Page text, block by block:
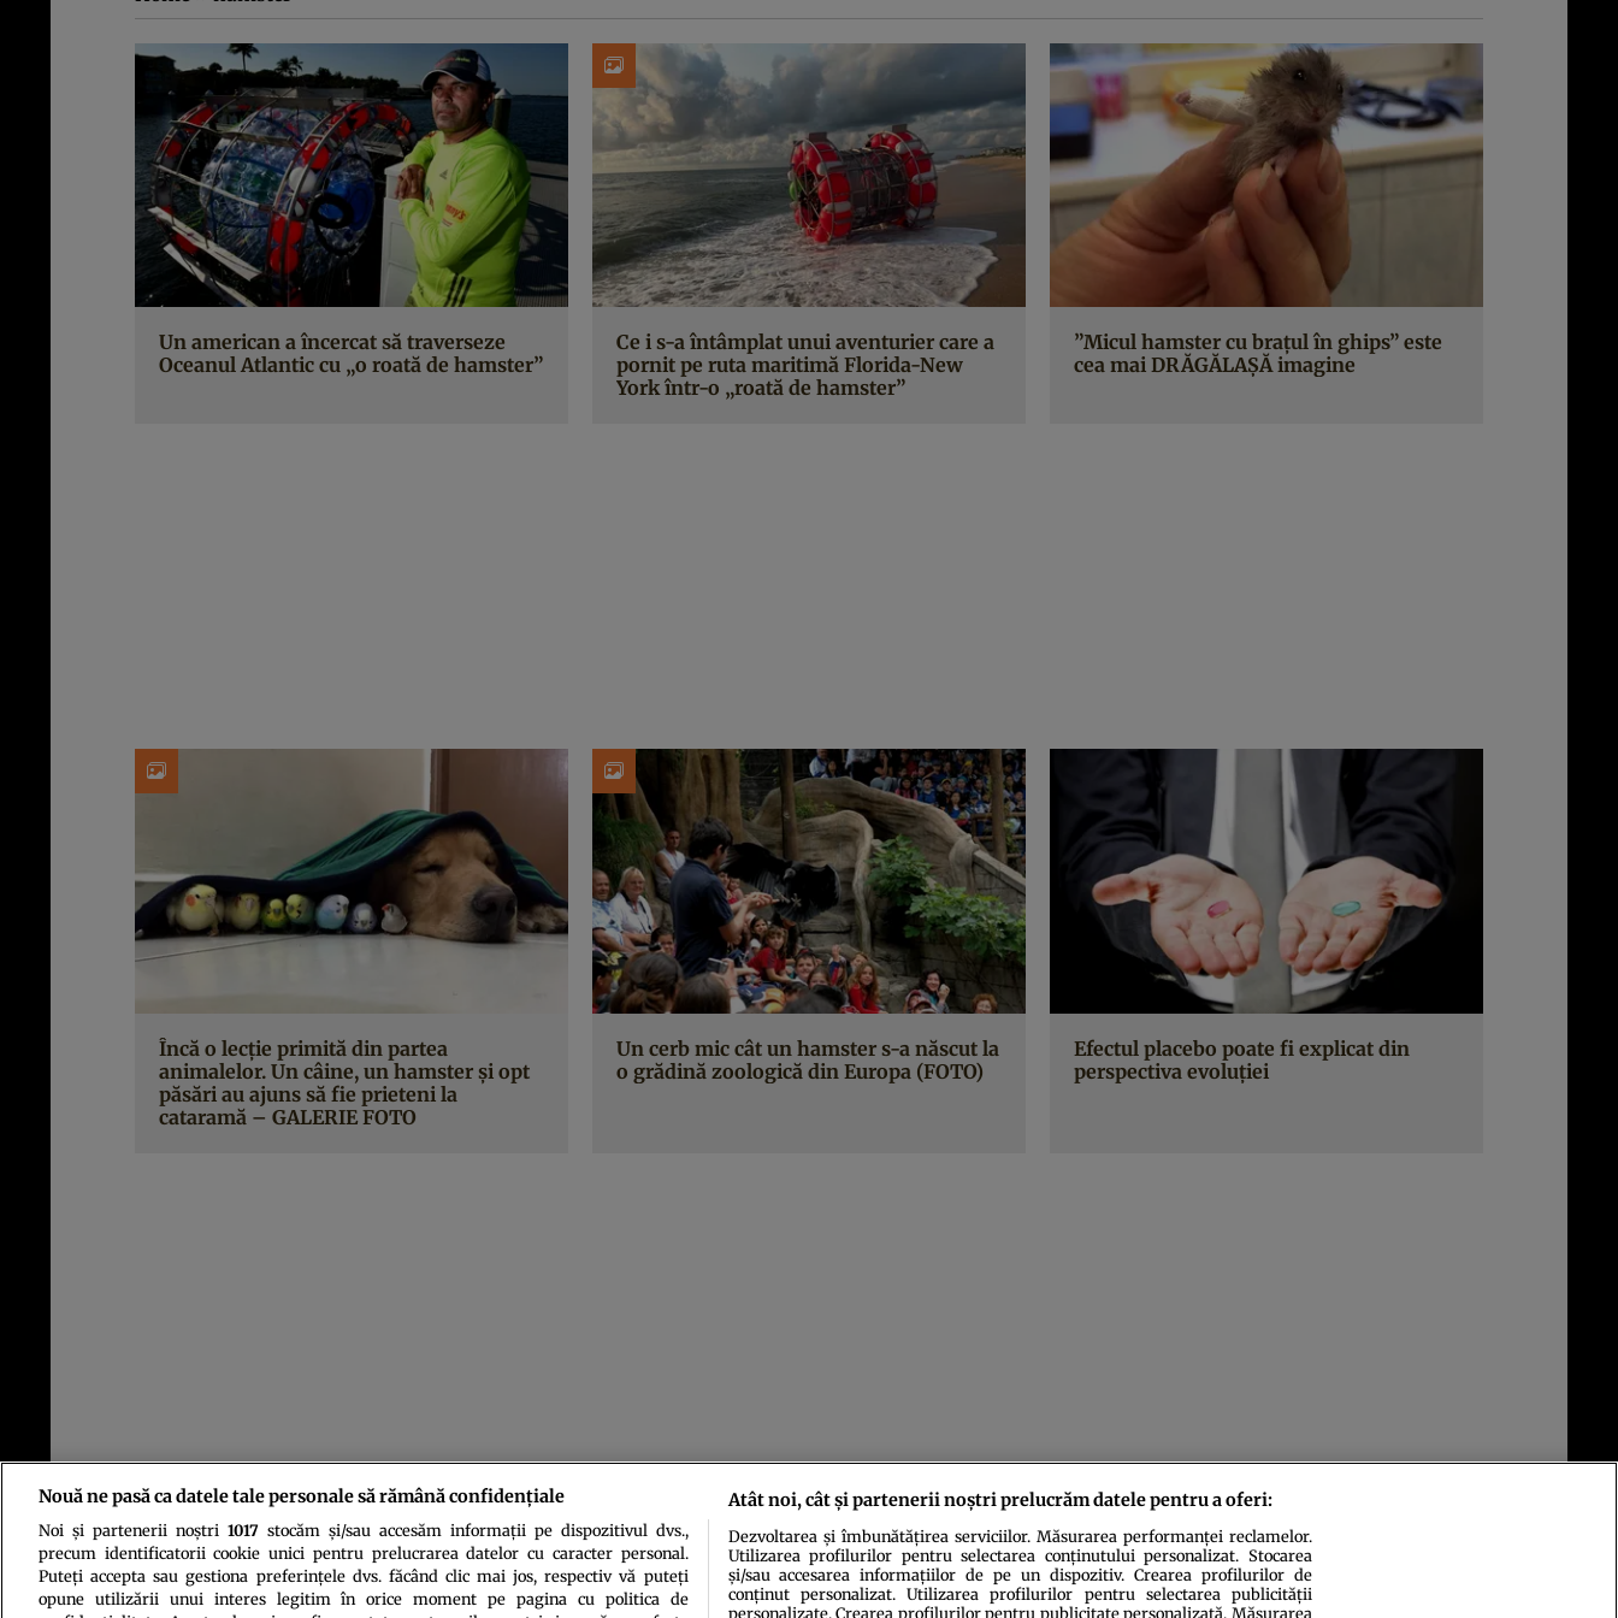
Un american a încercat să traverseze
Oceanul Atlantic cu „o roată de hamster”
Ce i s-a întâmplat unui aventurier care a
pornit pe ruta maritimă Florida-New
York într-o „roată de hamster”
”Micul hamster cu braţul în ghips” este
cea mai DRĂGĂLAŞĂ imagine
Încă o lecţie primită din partea
animalelor. Un câine, un hamster şi opt
păsări au ajuns să fie prieteni la
cataramă – GALERIE FOTO
Un cerb mic cât un hamster s-a născut la
o grădină zoologică din Europa (FOTO)
Efectul placebo poate fi explicat din
perspectiva evoluţiei
Nouă ne pasă ca datele tale personale să rămână confidențiale
Noi și partenerii noștri 1017stocăm și/sau accesăm informații pe dispozitivul dvs.,
precum identificatorii cookie unici pentru prelucrarea datelor cu caracter personal.
Puteți accepta sau gestiona preferințele dvs. făcând clic mai jos, respectiv vă puteți
opune utilizării unui interes legitim în orice moment pe pagina cu politica de
Atât noi, cât și partenerii noștri prelucrăm datele pentru a oferi:
Dezvoltarea și îmbunătățirea serviciilor. Măsurarea performanței reclamelor.
Utilizarea profilurilor pentru selectarea conținutului personalizat. Stocarea
și/sau accesarea informațiilor de pe un dispozitiv. Crearea profilurilor de
conținut personalizat. Utilizarea profilurilor pentru selectarea publicității
personalizate. Crearea profilurilor pentru publicitate personalizată. Măsurarea